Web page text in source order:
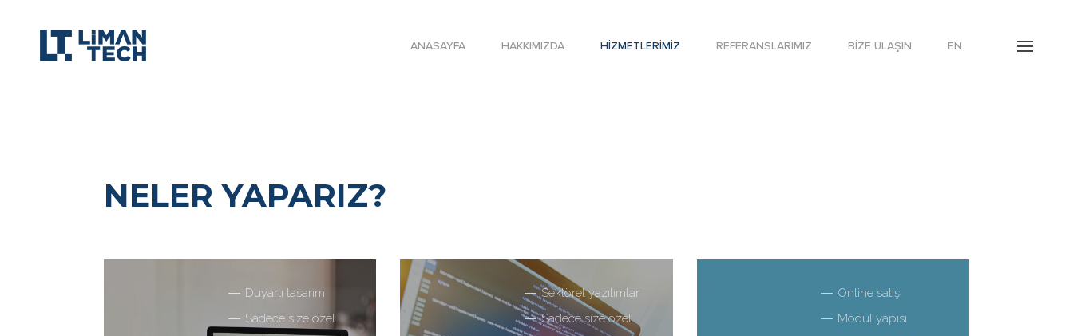
ANASAYFA HAKKIMIZDA HIZMETLERIMIZ REFERANSLARIMIZ BIZE ULAŞIN EN
NELER YAPARIZ?
Duyarlı tasarım
Sadece size özel
Sektörel yazılımlar
Sadece size özel
Online satış
Modül yapısı